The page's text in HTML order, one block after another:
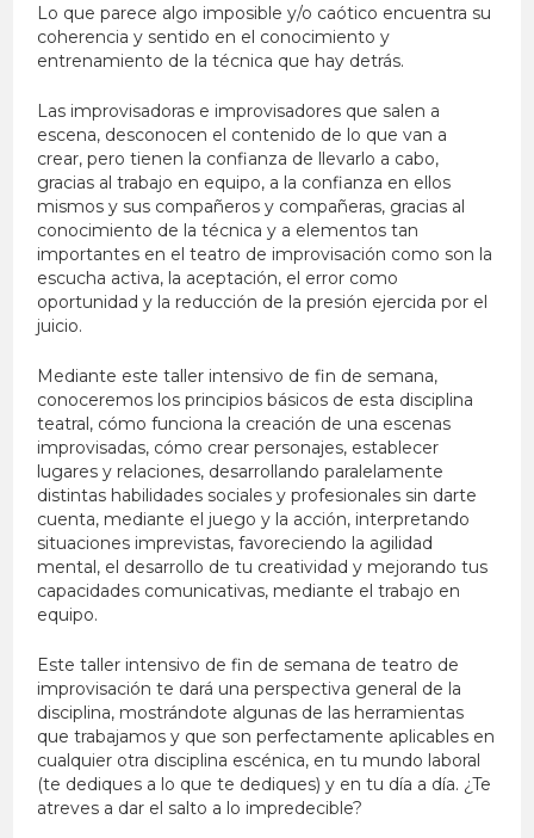
Lo que parece algo imposible y/o caótico encuentra su
coherencia y sentido en el conocimiento y
entrenamiento de la técnica que hay detrás.
Las improvisadoras e improvisadores que salen a
escena, desconocen el contenido de lo que van a
crear, pero tienen la confianza de llevarlo a cabo,
gracias al trabajo en equipo, a la confianza en ellos
mismos y sus compañeros y compañeras, gracias al
conocimiento de la técnica y a elementos tan
importantes en el teatro de improvisación como son la
escucha activa, la aceptación, el error como
oportunidad y la reducción de la presión ejercida por el
juicio.
Mediante este taller intensivo de fin de semana,
conoceremos los principios básicos de esta disciplina
teatral, cómo funciona la creación de una escenas
improvisadas, cómo crear personajes, establecer
lugares y relaciones, desarrollando paralelamente
distintas habilidades sociales y profesionales sin darte
cuenta, mediante el juego y la acción, interpretando
situaciones imprevistas, favoreciendo la agilidad
mental, el desarrollo de tu creatividad y mejorando tus
capacidades comunicativas, mediante el trabajo en
equipo.
Este taller intensivo de fin de semana de teatro de
improvisación te dará una perspectiva general de la
disciplina, mostrándote algunas de las herramientas
que trabajamos y que son perfectamente aplicables en
cualquier otra disciplina escénica, en tu mundo laboral
(te dediques a lo que te dediques) y en tu día a día. ¿Te
atreves a dar el salto a lo impredecible?